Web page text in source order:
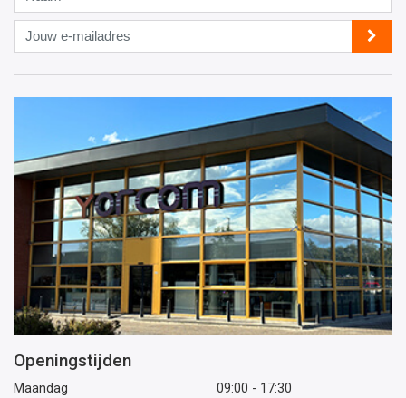
Jouw
e-
mailadres
Openingstijden
Maandag
09:00 - 17:30